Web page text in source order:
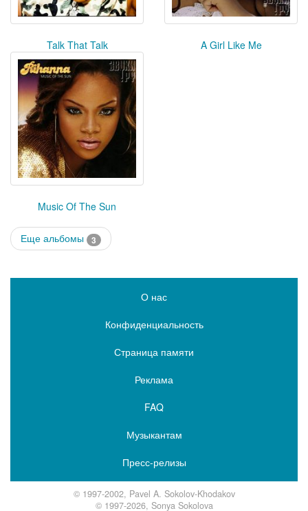
Talk That Talk A Girl Like Me
Music Of The Sun
Еще альбомы 3
О нас
Конфиденциальность
Страница памяти
Реклама
FAQ
Музыкантам
Пресс-релизы
© 1997-2002, Pavel A. Sokolov-Khodakov
© 1997-2026, Sonya Sokolova